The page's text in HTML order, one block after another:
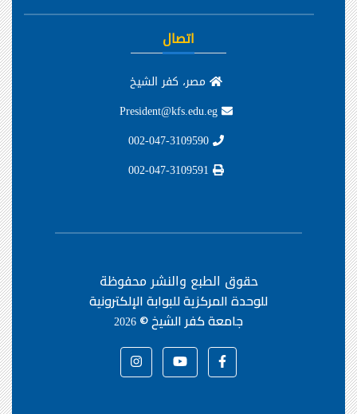
اتصال
مصر، كفر الشيخ
حقوق الطبع والنشر محفوظة
للوحدة المركزية للبوابة الإلكترونية
جامعة كفر الشيخ ©2026